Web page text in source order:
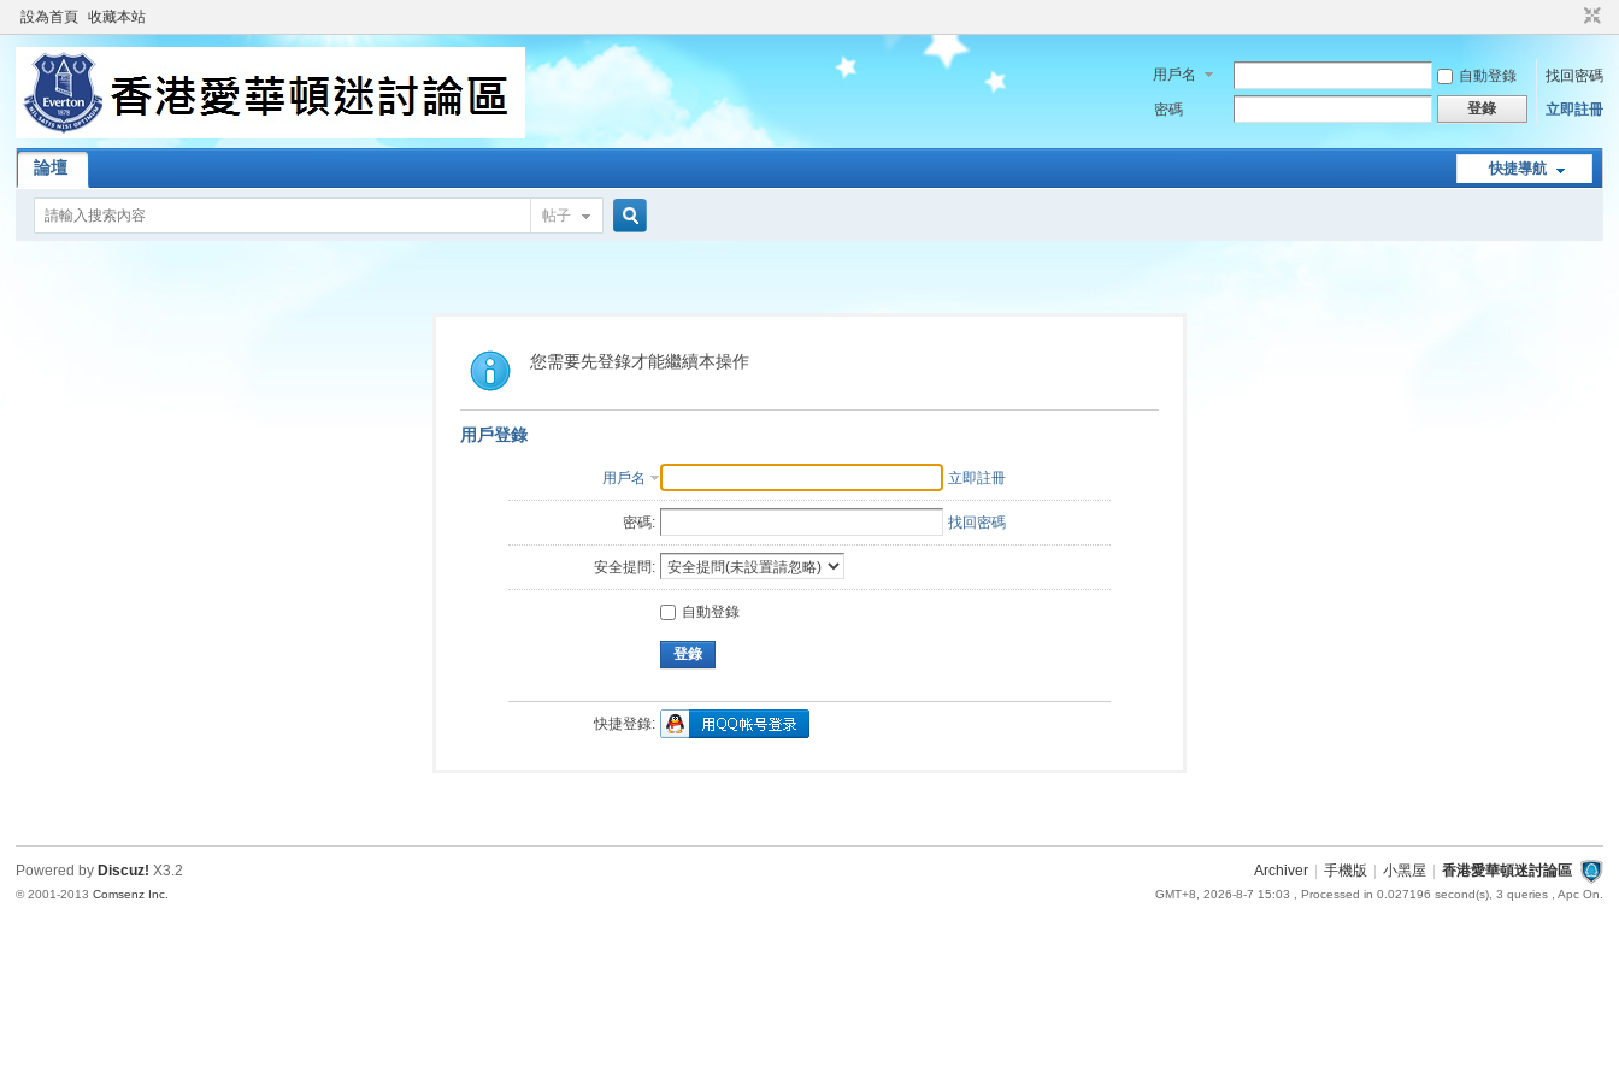
設為首頁 收藏本站
用戶名 自動登錄
找回密碼
密碼
登錄 立即註冊
快捷導航
論壇
帖子
索
您需要先登錄才能繼續本操作
用戶登錄
用戶名 立即註冊
密碼: 找回密碼
安全提問:
自動登錄
登錄
快捷登錄:
Archiver 手機版 小黑屋 香港愛華頓迷討論區
GMT+8, 2026-8-7 15:03 , Processed in 0.027196 second(s), 3 queries , Apc On.
Powered by Discuz! X3.2
© 2001-2013Comsenz Inc.